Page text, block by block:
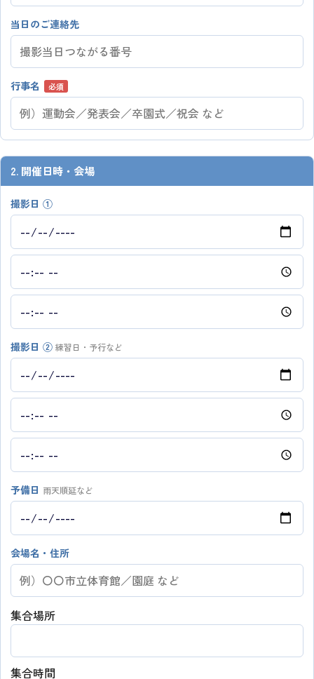
当日のご連絡先
行事名 必須
2. 開催日時・会場
撮影日 ①
撮影日 ② 練習日・予行など
予備日 雨天順延など
会場名・住所
集合場所
集合時間